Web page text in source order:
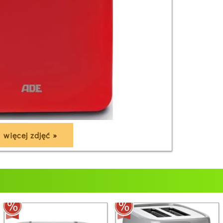
więcej zdjęć »